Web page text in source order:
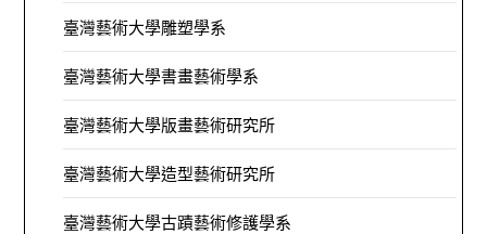
臺灣藝術大學雕塑學系
臺灣藝術大學書畫藝術學系
臺灣藝術大學版畫藝術研究所
臺灣藝術大學造型藝術研究所
臺灣藝術大學古蹟藝術修護學系